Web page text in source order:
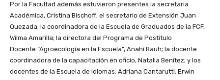
Por la Facultad además estuvieron presentes la secretaria
Académica, Cristina Bischoff; el secretario de Extensión Juan
Quezada; la coordinadora de la Escuela de Graduados de la FCF,
Wilma Amarilla; la directora del Programa de Postítulo
Docente “Agroecología en la Escuela”, Anahí Rauh; la docente
coordinadora de la capacitación en oficio, Natalia Benítez; y los
docentes de la Escuela de Idiomas: Adriana Cantarutti; Erwin